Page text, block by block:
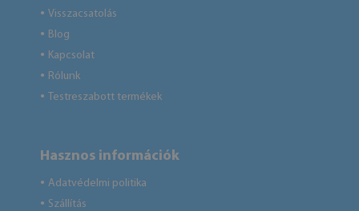
● Visszacsatolás
● Blog
● Kapcsolat
● Rólunk
● Testreszabott termékek
Hasznos információk
● Adatvédelmi politika
● Szállítás